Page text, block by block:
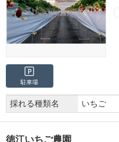
駐車場
採れる種類名 いちご
徳江いちご農園